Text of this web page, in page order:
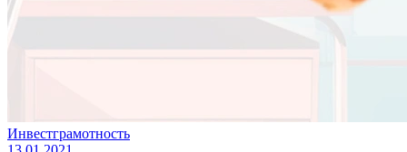
Инвестграмотность